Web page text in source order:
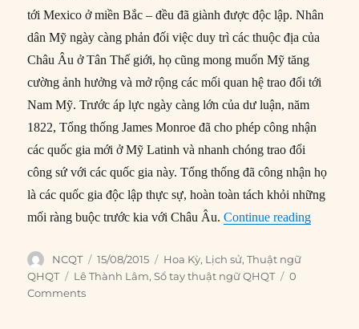
tới Mexico ở miền Bắc – đều đã giành được độc lập. Nhân
dân Mỹ ngày càng phản đối việc duy trì các thuộc địa của
Châu Âu ở Tân Thế giới, họ cũng mong muốn Mỹ tăng
cường ảnh hưởng và mở rộng các mối quan hệ trao đổi tới
Nam Mỹ. Trước áp lực ngày càng lớn của dư luận, năm
1822, Tổng thống James Monroe đã cho phép công nhận
các quốc gia mới ở Mỹ Latinh và nhanh chóng trao đổi
công sứ với các quốc gia này. Tổng thống đã công nhận họ
là các quốc gia độc lập thực sự, hoàn toàn tách khỏi những
mối ràng buộc trước kia với Châu Âu.Continue reading“Học
Author
NCQT
Posted
on
15/08/2015 Categories
Hoa Kỳ, Lịch sử,Thuật ngữ
QHQT
Tags
Lê Thành Lâm,Sổ tay thuật ngữ QHQT
0
Comments